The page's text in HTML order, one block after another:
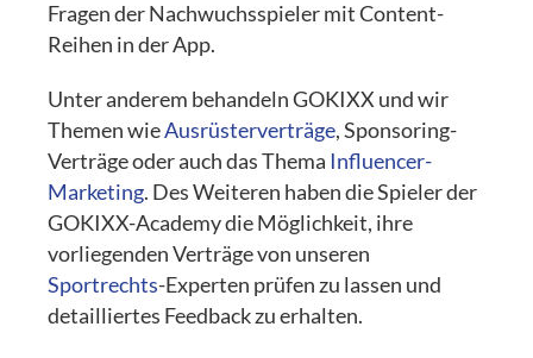
Fragen der Nachwuchsspieler mit Content-
Reihen in der App.
Unter anderem behandeln GOKIXX und wir
Themen wieAusrüsterverträge, Sponsoring-
Verträge oder auch das Thema Influencer-
Marketing. Des Weiteren haben die Spieler der
GOKIXX-Academy die Möglichkeit, ihre
vorliegenden Verträge von unseren
Sportrechts-Experten prüfen zu lassen und
detailliertes Feedback zu erhalten.